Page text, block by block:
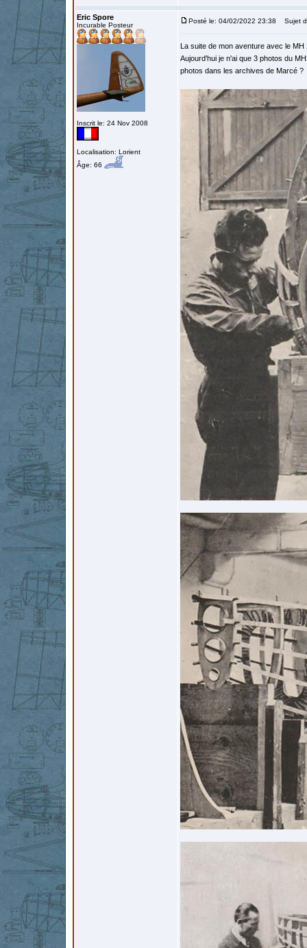
Eric Spore
Incurable Posteur
Inscrit le: 24 Nov 2008
Localisation: Lorient
Âge: 66
Posté le: 04/02/2022 23:38 Sujet
La suite de mon aventure avec le MH
Aujourd'hui je n'ai que 3 photos du
photos dans les archives de Marcé ?